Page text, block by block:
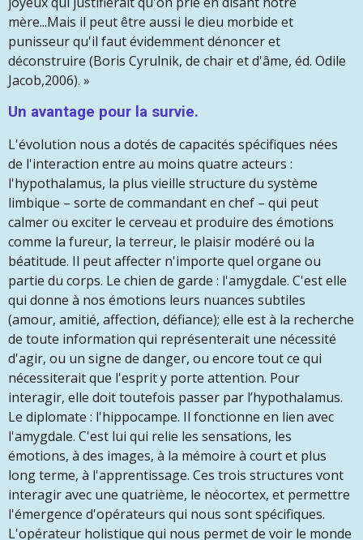
mère...Mais il peut être aussi le dieu morbide et
punisseur qu'il faut évidemment dénoncer et
déconstruire (Boris Cyrulnik, de chair et d'âme, éd. Odile
Jacob,2006). »
Un avantage pour la survie.
L'évolution nous a dotés de capacités spécifiques nées
de l'interaction entre au moins quatre acteurs :
l'hypothalamus, la plus vieille structure du système
limbique – sorte de commandant en chef – qui peut
calmer ou exciter le cerveau et produire des émotions
comme la fureur, la terreur, le plaisir modéré ou la
béatitude. Il peut affecter n'importe quel organe ou
partie du corps. Le chien de garde : l'amygdale. C'est elle
qui donne à nos émotions leurs nuances subtiles
(amour, amitié, affection, défiance); elle est à la recherche
de toute information qui représenterait une nécessité
d'agir, ou un signe de danger, ou encore tout ce qui
nécessiterait que l'esprit y porte attention. Pour
interagir, elle doit toutefois passer par l’hypothalamus.
Le diplomate : l'hippocampe. Il fonctionne en lien avec
l'amygdale. C'est lui qui relie les sensations, les
émotions, à des images, à la mémoire à court et plus
long terme, à l'apprentissage. Ces trois structures vont
interagir avec une quatrième, le néocortex, et permettre
l'émergence d'opérateurs qui nous sont spécifiques.
L'opérateur holistique qui nous permet de voir le monde